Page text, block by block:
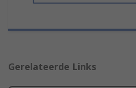
Gerelateerde Links